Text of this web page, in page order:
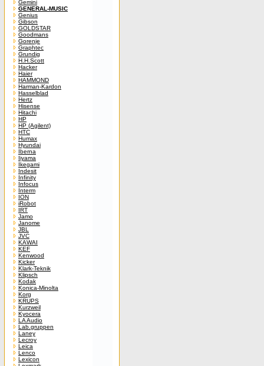
Gemini
GENERAL-MUSIC
Genius
Gibson
GOLDSTAR
Goodmans
Gorenje
Graphtec
Grundig
H.H.Scott
Hacker
Haier
HAMMOND
Harman-Kardon
Hasselblad
Hertz
Hisense
Hitachi
HP
HP (Agilent)
HTC
Humax
Hyundai
Iberna
Iiyama
Ikegami
Indesit
Infinity
Infocus
Interm
ION
iRobot
IRT
Jamo
Janome
JBL
JVC
KAWAI
KEF
Kenwood
Kicker
Klark-Teknik
Klipsch
Kodak
Konica-Minolta
Korg
KRUPS
Kurzweil
Kyocera
LA Audio
Lab.gruppen
Laney
Lecroy
Leica
Lenco
Lexicon